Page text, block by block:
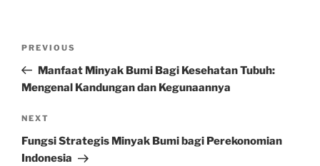
Previous
Post
PREVIOUS
Manfaat Minyak Bumi Bagi Kesehatan Tubuh:
Mengenal Kandungan dan Kegunaannya
Next
Post
NEXT
Fungsi Strategis Minyak Bumi bagi Perekonomian
Indonesia